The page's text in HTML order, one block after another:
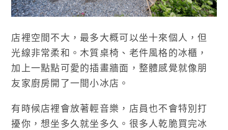
店裡空間不大，最多大概可以坐十來個人，但
光線非常柔和。木質桌椅、老件風格的冰櫃，
加上一點點可愛的插畫牆面，整體感覺就像朋
友家廚房開了一間小冰店。
有時候店裡會放著輕音樂，店員也不會特別打
擾你，想坐多久就坐多久。很多人乾脆買完冰